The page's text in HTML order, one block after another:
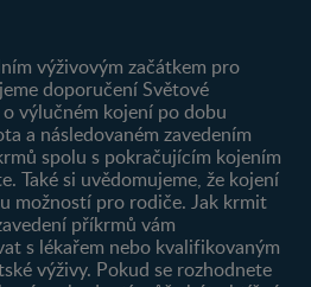
Můj účet
Registrace
Newsletter
Přihlášení
výživovým začátkem pro
doporučení Světové
výlučném kojení po dobu
a následovaném zavedením
spolu s pokračujícím kojením
Také si uvědomujeme, že kojení
možností pro rodiče. Jak krmit
příkrmů vám
s lékařem nebo kvalifikovaným
výživy. Pokud se rozhodnete